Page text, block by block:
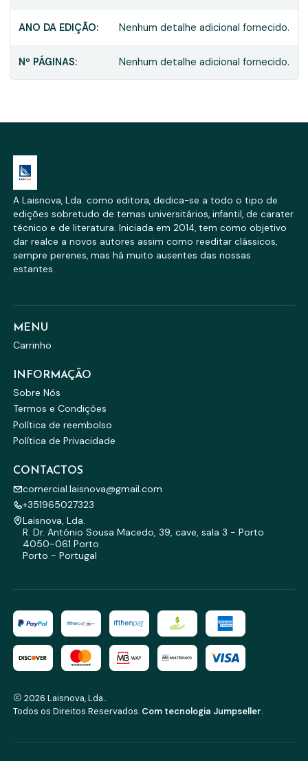
ANO DA EDIÇÃO: Nenhum detalhe adicional fornecido.
Nº PÁGINAS: Nenhum detalhe adicional fornecido.
A Laisnova, Lda. como editora, dedica-se a todo o tipo de
edições sobretudo de temas universitários, infantil, de carater
técnico e de literatura. Iniciada em 2014, tem como objetivo
dar realce a novos autores assim como reeditar clássicos,
sempre perenes, mas há muito ausentes das nossas
estantes.
MENU
Carrinho
INFORMAÇÃO
Sobre Nós
Termos e Condições
Política de reembolso
Política de Privacidade
CONTACTOS
comercial.laisnova@gmail.com
+351965027323
Laisnova, Lda.
R. Dr. António Sousa Macedo, 39, cave, sala 3 - Porto
4050-061 Porto
Porto - Portugal
2026 Laisnova, Lda..
Todos os Direitos Reservados. Com tecnologia Jumpseller.